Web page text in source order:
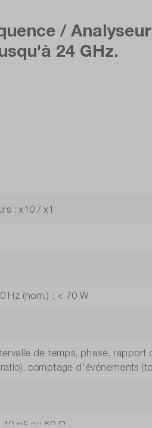
/
24 GHz.
: x10 / x1
Hz (nom.) ; < 70 W
de temps, phase,
comptage d'événements
40 pF ou 50 Ω